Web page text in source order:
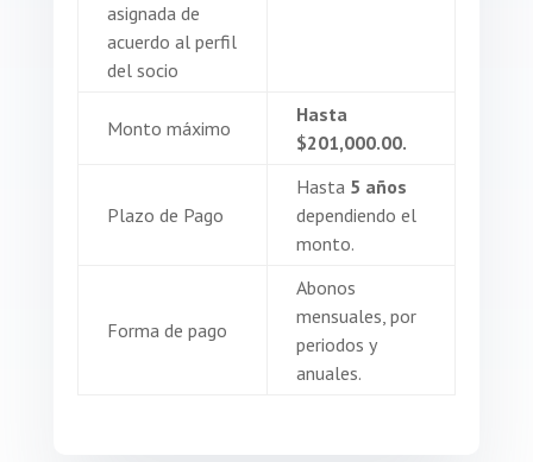
asignada de
acuerdo al perfil
del socio
Monto máximo
Hasta
$201,000.00.
Plazo de Pago
Hasta 5 años
dependiendo el
monto.
Forma de pago
Abonos
mensuales, por
periodos y
anuales.